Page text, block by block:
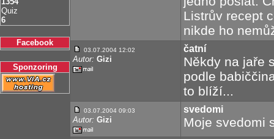
Quiz
6
Facebook
Sponzoring
Listrův recept
nikde ho
03.07.2004 12:02
Autor: Gizi
čatní
Někdy na jaře
podle
to blíží...
03.07.2004 09:03
Autor: Gizi
svedomi
Moje svedomi